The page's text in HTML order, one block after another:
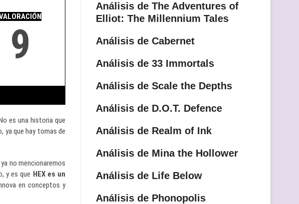
9
es una historia que
ya que hay tomas de
no mencionaremos
y es que HEX es un
en conceptos y
Análisis de The Adventures of
Elliot: The Millennium Tales
Análisis de Cabernet
Análisis de 33 Immortals
Análisis de Scale the Depths
Análisis de D.O.T. Defence
Análisis de Realm of Ink
Análisis de Mina the Hollower
Análisis de Life Below
Análisis de Phonopolis